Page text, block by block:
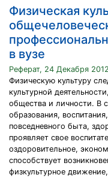
Физическая
в вузе
Реферат, 24 Декабря 2012
Физическую культуру
культурной
общества и личности. В
образования,
повседневного быта,
проявляет свое
оздоровительное,
способствует
физкультурное